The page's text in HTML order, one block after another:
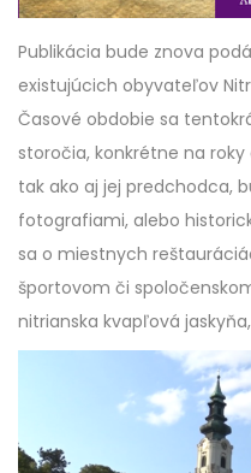
Publikácia bude znova
existujúcich obyvateľov
Časové obdobie sa
storočia, konkrétne na roky
tak ako aj jej predchodca,
fotografiami, alebo
sa o miestnych
športovom či
nitrianska kvapľová